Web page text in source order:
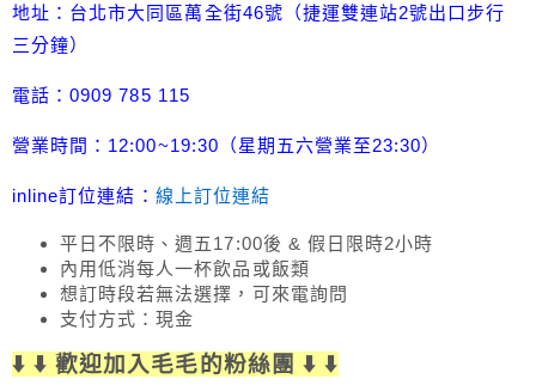
地址：台北市大同區萬全街46號（捷運雙連站2號出口步行
三分鐘）
電話：0909 785 115
營業時間：12:00~19:30（星期五六營業至23:30）
inline訂位連結： 線上訂位連結
平日不限時、週五17:00後 & 假日限時2小時
內用低消每人一杯飲品或飯類
想訂時段若無法選擇，可來電詢問
支付方式：現金
⬇️ ⬇️ 歡迎加入毛毛的粉絲團 ⬇️ ⬇️